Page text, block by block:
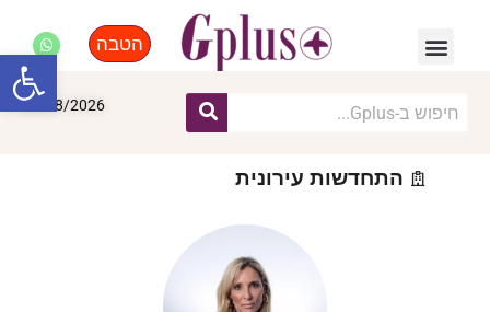
הטבה
08/08/2026
התחדשות עירונית
פתח